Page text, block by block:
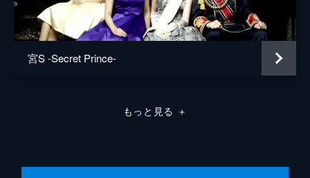
宮S -Secret Prince-
もっと見る ＋